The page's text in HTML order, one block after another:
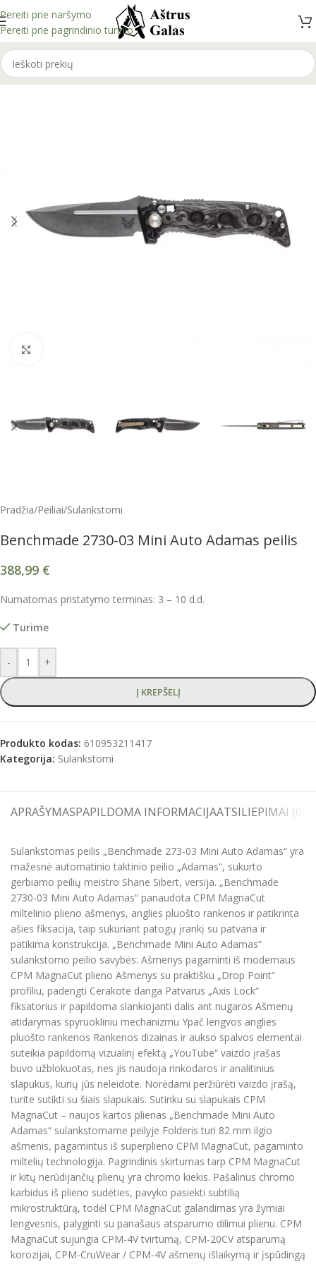
Pereiti prie naršymo
Pereiti prie pagrindinio turinio
Pradžia/Peiliai/Sulankstomi
Benchmade 2730-03 Mini Auto Adamas peilis
388,99 €
Numatomas pristatymo terminas: 3 – 10 d.d.
Turime
- +
Į KREPŠELĮ
Produkto kodas: 610953211417
Kategorija: Sulankstomi
APRAŠYMASPAPILDOMA INFORMACIJAATSILIEPIMAI (0)
Sulankstomas peilis „Benchmade 273-03 Mini Auto Adamas“ yra
mažesnė automatinio taktinio peilio „Adamas“, sukurto
gerbiamo peilių meistro Shane Sibert, versija. „Benchmade
2730-03 Mini Auto Adamas“ panaudota CPM MagnaCut
miltelinio plieno ašmenys, anglies pluošto rankenos ir patikrinta
ašies fiksacija, taip sukuriant patogų įrankį su patvaria ir
patikima konstrukcija. „Benchmade Mini Auto Adamas“
sulankstomo peilio savybės: Ašmenys pagaminti iš modernaus
CPM MagnaCut plieno Ašmenys su praktišku „Drop Point“
profiliu, padengti Cerakote danga Patvarus „Axis Lock“
fiksatorius ir papildoma slankiojanti dalis ant nugaros Ašmenų
atidarymas spyruokliniu mechanizmu Ypač lengvos anglies
pluošto rankenos Rankenos dizainas ir aukso spalvos elementai
suteikia papildomą vizualinį efektą „YouTube“ vaizdo įrašas
buvo užblokuotas, nes jis naudoja rinkodaros ir analitinius
slapukus, kurių jūs neleidote. Norėdami peržiūrėti vaizdo įrašą,
turite sutikti su šiais slapukais. Sutinku su slapukais CPM
MagnaCut – naujos kartos plienas „Benchmade Mini Auto
Adamas“ sulankstomame peilyje Folderis turi 82 mm ilgio
ašmenis, pagamintus iš superplieno CPM MagnaCut, pagaminto
miltelių technologija. Pagrindinis skirtumas tarp CPM MagnaCut
ir kitų nerūdijančių plienų yra chromo kiekis. Pašalinus chromo
karbidus iš plieno sudėties, pavyko pasiekti subtilią
mikrostruktūrą, todėl CPM MagnaCut galandimas yra žymiai
lengvesnis, palyginti su panašaus atsparumo dilimui plienu. CPM
MagnaCut sujungia CPM-4V tvirtumą, CPM-20CV atsparumą
korozijai, CPM-CruWear / CPM-4V ašmenų išlaikymą ir įspūdingą